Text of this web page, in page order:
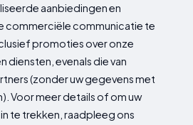
aanbiedingen en
commerciële communicatie te
promoties over onze
diensten, evenals die van
(zonder uw gegevens met
Voor meer details of om uw
te trekken, raadpleeg ons